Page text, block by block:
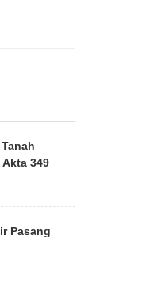
349
Pasang